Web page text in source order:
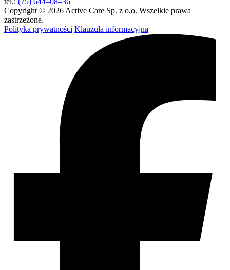
Copyright © 2026 Active Care Sp. z o.o. Wszelkie prawa
zastrzeżone.
Polityka prywatności Klauzula informacyjna